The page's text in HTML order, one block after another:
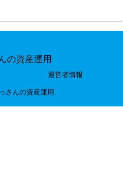
の資産運用
運営者情報
さんの資産運用.